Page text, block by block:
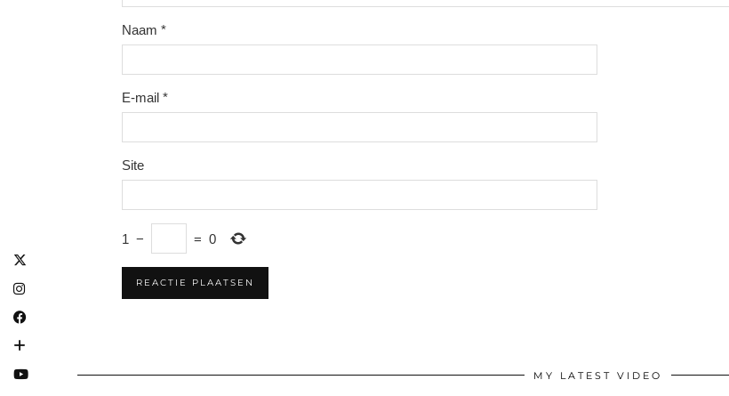
Naam *
E-mail *
Site
1 − = 0
MY LATEST VIDEO